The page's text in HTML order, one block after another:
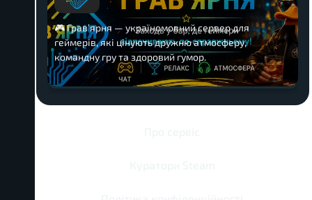
🎮 Грав’ярня — україномовний сервер для
геймерів, які цінують дружню атмосферу,
командну гру та здоровий гумор.